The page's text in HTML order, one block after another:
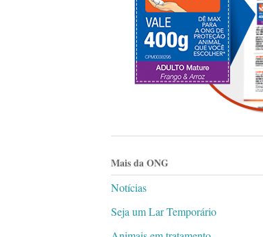
Mais da ONG
Notícias
Seja um Lar Temporário